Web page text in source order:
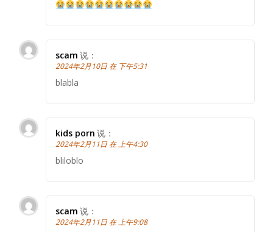
scam 说：
2024年2月10日 在 下午5:31
blabla
kids porn 说：
2024年2月11日 在 上午4:30
bliloblo
scam 说：
2024年2月11日 在 上午9:08